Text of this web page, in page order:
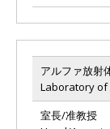
アルファ放射
Laboratory of
室長/准教授